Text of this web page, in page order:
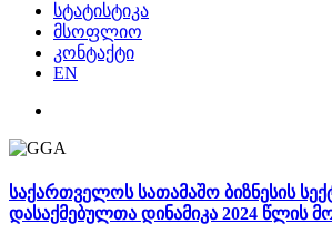
სტატისტიკა
მსოფლიო
კონტაქტი
EN
საქართველოს სათამაშო ბიზნესის
დასაქმებულთა დინამიკა 2024 წლის